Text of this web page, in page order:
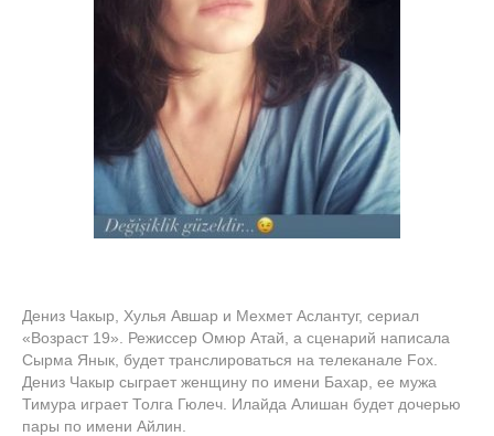
Дениз Чакыр, Хулья Авшар и Мехмет Аслантуг, сериал
«Возраст 19». Режиссер Омюр Атай, а сценарий написала
Сырма Янык, будет транслироваться на телеканале Fox.
Дениз Чакыр сыграет женщину по имени Бахар, ее мужа
Тимура играет Толга Гюлеч. Илайда Алишан будет дочерью
пары по имени Айлин.